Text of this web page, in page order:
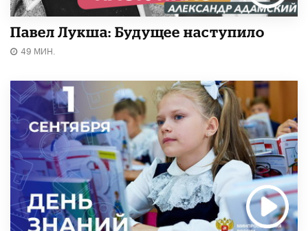
Павел Лукша: Будущее наступило
49 МИН.